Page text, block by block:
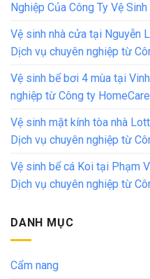
Nghiệp Của Công Ty Vệ
Vệ sinh nhà cửa tại Nguyễn
Dịch vụ chuyên nghiệp từ
Vệ sinh bể bơi 4 mùa tại
nghiệp từ Công ty HomeCare
Vệ sinh mặt kính tòa nhà
Dịch vụ chuyên nghiệp từ
Vệ sinh bể cá Koi tại Phạm
Dịch vụ chuyên nghiệp từ
DANH MỤC
Cẩm nang